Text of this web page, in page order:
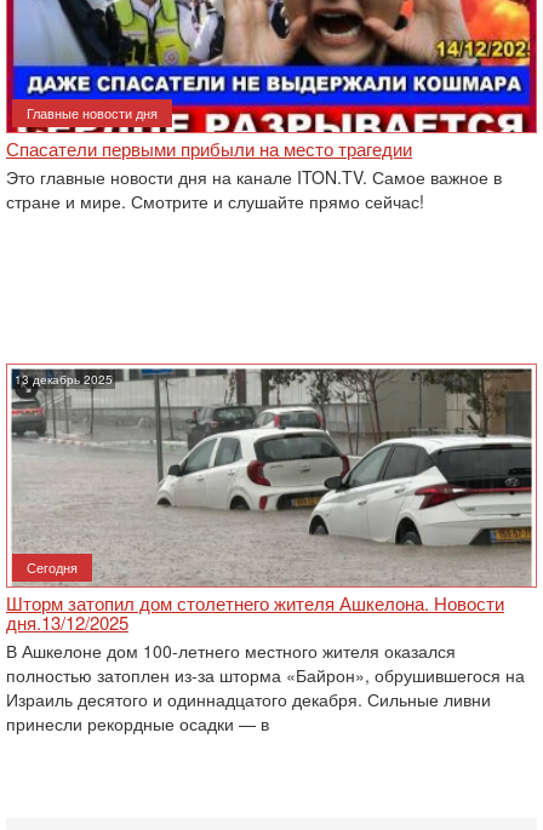
Главные новости дня
Спасатели первыми прибыли на место трагедии
Это главные новости дня на канале ITON.TV. Самое важное в
стране и мире. Смотрите и слушайте прямо сейчас!
13 декабрь 2025
Сегодня
Шторм затопил дом столетнего жителя Ашкелона. Новости
дня.13/12/2025
В Ашкелоне дом 100-летнего местного жителя оказался
полностью затоплен из-за шторма «Байрон», обрушившегося на
Израиль десятого и одиннадцатого декабря. Сильные ливни
принесли рекордные осадки — в